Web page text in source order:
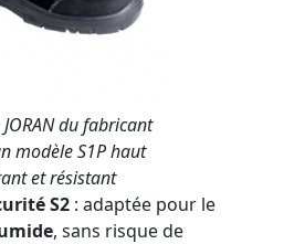
du fabricant
modèle S1P haut
et résistant
S2 : adaptée pour le
, sans risque de